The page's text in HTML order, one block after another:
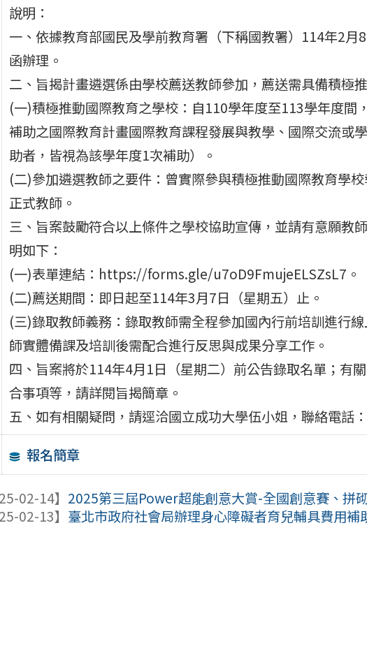
說明：
一、依據教育部國民及學前教育署（下稱國教署）114年2
函辦理。
二、旨揭計畫遴選係由學校薦送教師參加，薦送需具備積極
(一)積極推動國際教育之學校：自110學年度至113學年度間
補助之國際教育計畫國際教育課程發展與教學、國際交流或
助者，皆視為該學年度1次補助）。
(二)參加遴選教師之要件：曾實際參與積極推動國際教育學
正式教師。
三、旨案鼓勵符合以上條件之學校協助宣傳，並請有意願教
明如下：
(一)表單連結：https://forms.gle/u7oD9FmujeELSZsL7。
(二)薦送期間：即日起至114年3月7日（星期五）止。
(三)錄取教師義務：錄取教師需全程參加國內行前培訓進行
師實體備課及培訓後需配合進行反思與成果分享工作。
四、旨案將於114年4月1日（星期二）前公告錄取名單；有
合事項等，請詳閱旨揭簡章。
五、如有相關疑問，請逕洽國立成功大學伍小姐，聯絡電話
報名簡章
02-14】 2025第三屆Power超能創意大賞-全國創意賽、拼
02-13】 臺北市政府社會局辦理身心障礙者育兒輔具費用補